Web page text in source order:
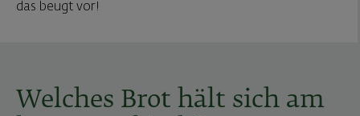
das beugt vor!
Welches Brot hält sich am